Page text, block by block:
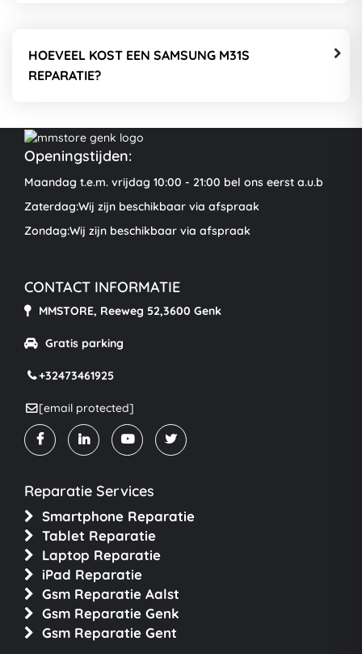
HOEVEEL KOST EEN SAMSUNG M31S
REPARATIE?
Openingstijden:
Maandag t.e.m. vrijdag 10:00 - 21:00 bel ons eerst a.u.b
Zaterdag:Wij zijn beschikbaar via afspraak
Zondag:Wij zijn beschikbaar via afspraak
CONTACT INFORMATIE
MMSTORE, Reeweg 52,3600 Genk
Gratis parking
+32473461925
[email protected]
Reparatie Services
Smartphone Reparatie
Tablet Reparatie
Laptop Reparatie
iPad Reparatie
Gsm Reparatie Aalst
Gsm Reparatie Genk
Gsm Reparatie Gent